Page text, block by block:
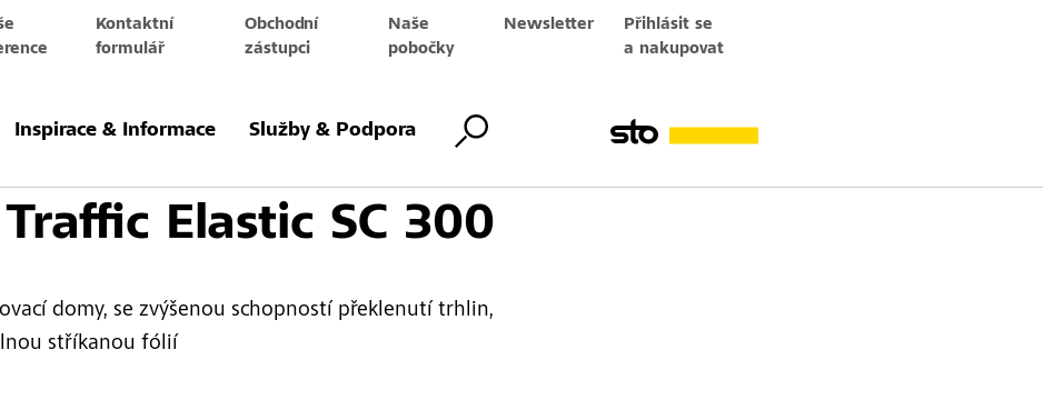
Kontaktní
formulář
Obchodní
zástupci
Naše
pobočky
Newsletter
Přihlásit se
a nakupovat
Inspirace & Informace Služby & Podpora
plochy
plochy
300
Elastic SC 300
domy, se zvýšenou schopností překlenutí trhlin,
stříkanou fólií